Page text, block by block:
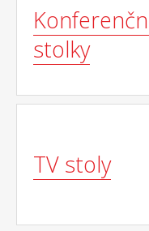
stolky
TV stoly